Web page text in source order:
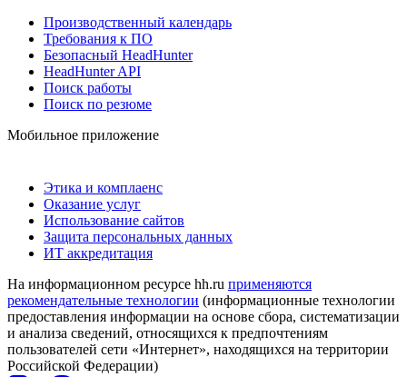
Производственный календарь
Требования к ПО
Безопасный HeadHunter
HeadHunter API
Поиск работы
Поиск по резюме
Мобильное приложение
Этика и комплаенс
Оказание услуг
Использование сайтов
Защита персональных данных
ИТ аккредитация
На информационном ресурсе hh.ru применяются
рекомендательные технологии (информационные технологии
предоставления информации на основе сбора, систематизации
и анализа сведений, относящихся к предпочтениям
пользователей сети «Интернет», находящихся на территории
Российской Федерации)